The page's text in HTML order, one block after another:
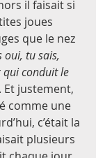
il faisait si
joues
que le nez
oui, tu sais,
qui conduit le
Et justement,
comme une
c’était la
plusieurs